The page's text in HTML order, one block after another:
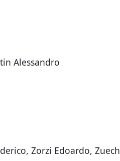
Alessandro
Zorzi Edoardo,